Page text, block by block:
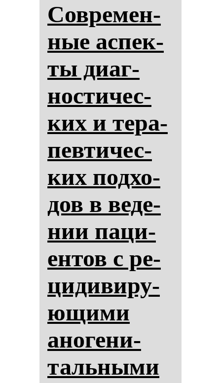
Сов­ре­мен­
ные ас­пек­
ты ди­аг­
нос­ти­чес­
ких и те­ра­
пев­ти­чес­
ких под­хо­
дов в ве­де­
нии па­ци­
ен­тов с ре­
ци­ди­ви­ру­
ющи­ми
ано­ге­ни­
таль­ны­ми